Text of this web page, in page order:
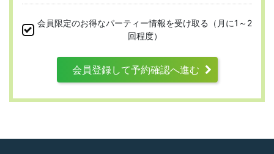
ります。
第3条 （利用資格）
会員限定のお得なパーティー情報を受け取る（月に1～2
回程度）
会員登録して予約確認へ進む